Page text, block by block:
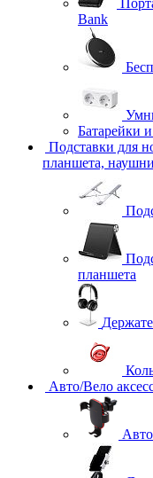
Bank
Батарейки
Подставки для
планшета,
планшета
Авто/Вело